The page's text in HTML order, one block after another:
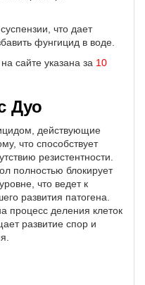
что дает
фунгицид в воде.
сайте указана за 10
Дуо
действующие
что способствует
резистентности.
полностью блокирует
что ведет к
развития патогена.
процесс деления клеток
развитие спор и